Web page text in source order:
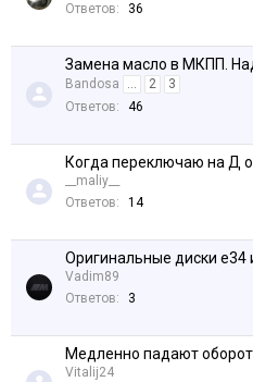
Ответов:
36
Замена масло в МКПП.
Bandosa ... 2
3
Ответов:
46
Когда переключаю на Д
__maliy__
Ответов:
14
Оригинальные диски е34
Vadim89
Ответов:
3
Медленно падают
Vitalij24